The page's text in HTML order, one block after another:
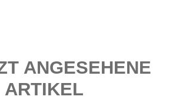
ANGESEHENE
ARTIKEL